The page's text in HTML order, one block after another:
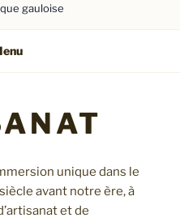
gauloise
unique dans le
siècle avant notre ère, à
et de